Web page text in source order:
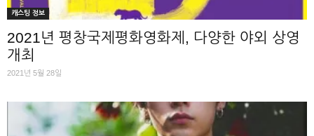
캐스팅 정보
2021년 평창국제평화영화제, 다양한 야외 상영
개최
2021년 5월 28일